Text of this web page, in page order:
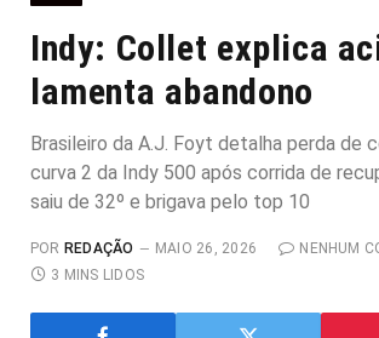
Indy: Collet explica
lamenta abandono
Brasileiro da A.J. Foyt detalha perda de
curva 2 da Indy 500 após corrida de
saiu de 32º e brigava pelo top 10
POR REDAÇÃO MAIO 26, 2026
NENHUM
3 MINS LIDOS